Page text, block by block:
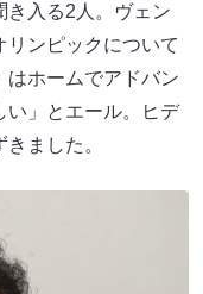
き入る2人。ヴェン
ンピックについて
はホームでアドバン
い」とエール。ヒデ
ました。